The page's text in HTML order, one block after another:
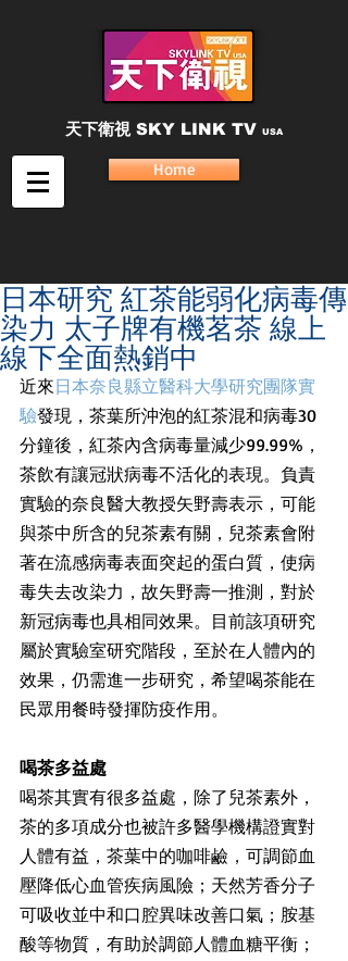
天下衛視 SKY LINK TV USA
Home
日本研究 紅茶能弱化病毒傳
染力 太子牌有機茗茶 線上
線下全面熱銷中
近來日本奈良縣立醫科大學研究團隊實
驗發現，茶葉所沖泡的紅茶混和病毒30
分鐘後，紅茶內含病毒量減少99.99%，
茶飲有讓冠狀病毒不活化的表現。負責
實驗的奈良醫大教授矢野壽表示，可能
與茶中所含的兒茶素有關，兒茶素會附
著在流感病毒表面突起的蛋白質，使病
毒失去改染力，故矢野壽一推測，對於
新冠病毒也具相同效果。目前該項研究
屬於實驗室研究階段，至於在人體內的
效果，仍需進一步研究，希望喝茶能在
民眾用餐時發揮防疫作用。
喝茶多益處
喝茶其實有很多益處，除了兒茶素外，
茶的多項成分也被許多醫學機構證實對
人體有益，茶葉中的咖啡鹼，可調節血
壓降低心血管疾病風險；天然芳香分子
可吸收並中和口腔異味改善口氣；胺基
酸等物質，有助於調節人體血糖平衡；